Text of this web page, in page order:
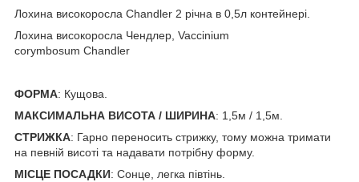
Лохина високоросла Chandler 2 річна в 0,5л контейнері.
Лохина високоросла Чендлер, Vaccinium
corymbosum Chandler
ФОРМА: Кущова.
МАКСИМАЛЬНА ВИСОТА / ШИРИНА: 1,5м / 1,5м.
СТРИЖКА: Гарно переносить стрижку, тому можна тримати
на певній висоті та надавати потрібну форму.
МІСЦЕ ПОСАДКИ: Сонце, легка півтінь.